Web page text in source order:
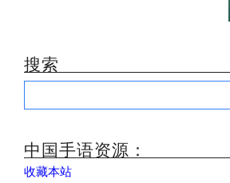
搜索
Search
中国手语资源：
收藏本站